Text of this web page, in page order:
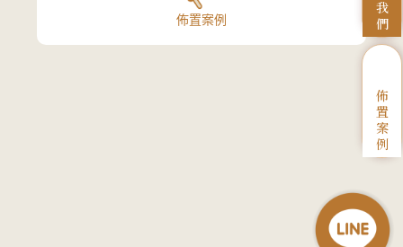
我
們
佈
置
案
例
佈置案例